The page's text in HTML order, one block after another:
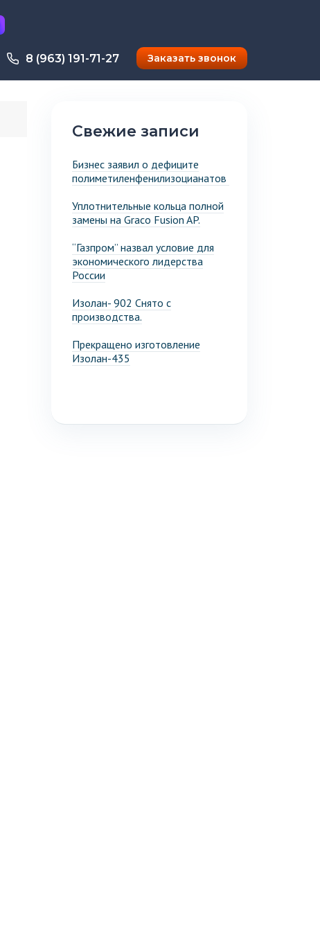
8 (963) 191-71-27 Заказать звонок
Свежие записи
Бизнес заявил о дефиците
полиметиленфенилизоцианатов
Уплотнительные кольца полной
замены на Graco Fusion AP.
“Газпром” назвал условие для
экономического лидерства
России
Изолан- 902 Снято с
производства.
Прекращено изготовление
Изолан-435